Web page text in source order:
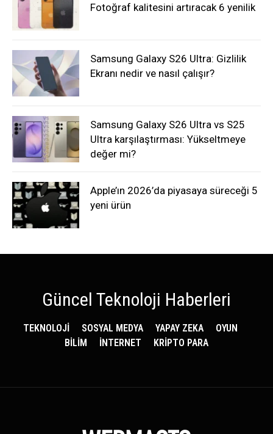
Fotoğraf kalitesini artıracak 6 yenilik
Samsung Galaxy S26 Ultra: Gizlilik
Ekranı nedir ve nasıl çalışır?
Samsung Galaxy S26 Ultra vs S25
Ultra karşılaştırması: Yükseltmeye
değer mi?
Apple’ın 2026’da piyasaya süreceği 5
yeni ürün
Güncel Teknoloji Haberleri
TEKNOLOJİ SOSYAL MEDYA YAPAY ZEKA
OYUN
BİLİM
İNTERNET KRİPTO PARA